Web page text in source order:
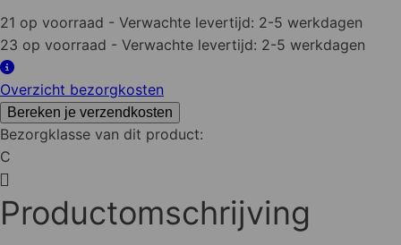
Regel
45x70
mm
aantal
21 op voorraad - Verwachte levertijd: 2-5 werkdagen
23 op voorraad - Verwachte levertijd: 2-5 werkdagen
Overzicht bezorgkosten
Bereken je verzendkosten
Bezorgklasse van dit product:
C
Productomschrijving